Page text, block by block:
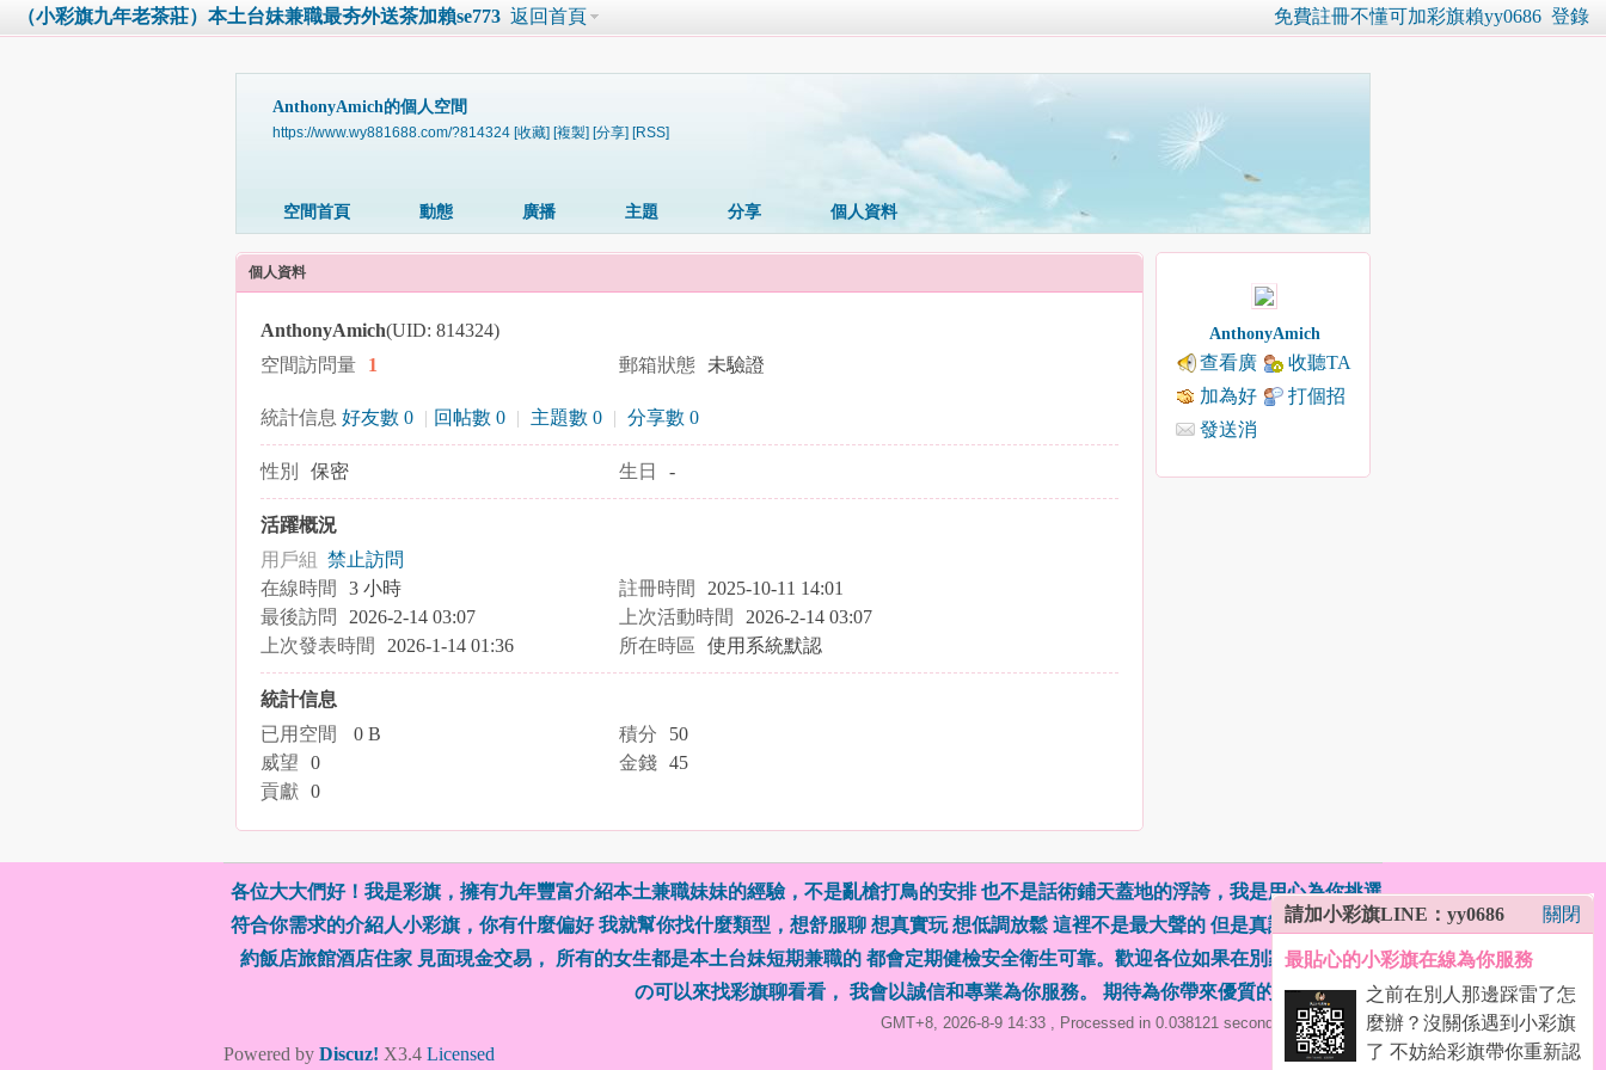
免費註冊不懂可加彩旗賴yy0686 登錄
（小彩旗九年老茶莊）本土台妹兼職最夯外送茶加賴se773 返回首頁
AnthonyAmich的個人空間
https://www.wy881688.com/?814324 [收藏] [複製] [分享] [RSS]
空間首頁 動態 廣播 主題 分享 個人資料
個人資料
AnthonyAmich(UID: 814324)
空間訪問量
1 郵箱狀態 未驗證
統計信息 好友數 0 | 回帖數 0 | 主題數 0 | 分享數 0
性別 保密 生日 -
活躍概況
用戶組 禁止訪問
在線時間
3 小時 註冊時間
2025-10-11 14:01
最後訪問
2026-2-14 03:07 上次活動時間
2026-2-14 03:07
上次發表時間
2026-1-14 01:36 所在時區 使用系統默認
統計信息
已用空間
0 B 積分
50
威望
0 金錢 45
貢獻 0
AnthonyAmich
查看廣
播
收聽TA
加為好
友
打個招
發送消
關閉
請加小彩旗LINE：yy0686
最貼心的小彩旗在線為你服務
之前在別人那邊踩雷了怎
麼辦？沒關係遇到小彩旗
了 不妨給彩旗帶你重新認
各位大大們好！我是彩旗，擁有九年豐富介紹本土兼職妹妹的經驗，不是亂槍打鳥的安排 也不是話術鋪天蓋地的浮誇，我是用心為你挑選
符合你需求的介紹人小彩旗，你有什麼偏好 我就幫你找什麼類型，想舒服聊 想真實玩 想低調放鬆 這裡不是最大聲的 但是真誠經營的（外
約飯店旅館酒店住家 見面現金交易， 所有的女生都是本土台妹短期兼職的 都會定期健檢安全衛生可靠。歡迎各位如果在別家被話術踩雷
の可以來找彩旗聊看看， 我會以誠信和專業為你服務。 期待為你帶來優質的體驗！()
GMT+8, 2026-8-9 14:33 , Processed in 0.038121 second(s), 18 queries .
Powered by Discuz! X3.4 Licensed